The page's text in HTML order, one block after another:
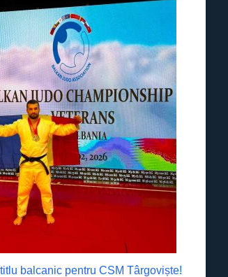
balcanic pentru CSM Târgoviște!